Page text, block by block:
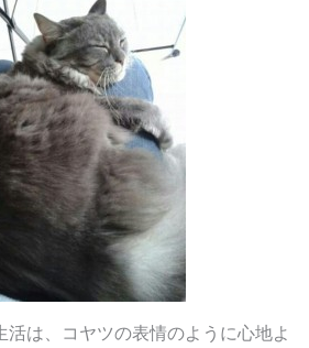
活は、コヤツの表情のように心地よ